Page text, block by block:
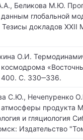
Беликова М.Ю.
глобальной
докладов XXII
О.И.
400. С. 330‒336.
С.Ю., Нечепуренко
продукта
и гляциология
Издательство